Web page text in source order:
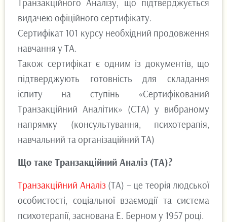
Транзакційного Аналізу, що підтверджується
видачею офіційного сертифікату.
Сертифікат 101 курсу необхідний продовження
навчання у ТА.
Також сертифікат є одним із документів, що
підтверджують готовність для складання
іспиту на ступінь «Сертифікований
Транзакційний Аналітик» (СТА) у вибраному
напрямку (консультування, психотерапія,
навчальний та організаційний ТА)
Що таке Транзакційний Аналіз (ТА)?
Транзакційний Аналіз(ТА) – це теорія людської
особистості, соціальної взаємодії та система
психотерапії, заснована Е. Берном у 1957 році.